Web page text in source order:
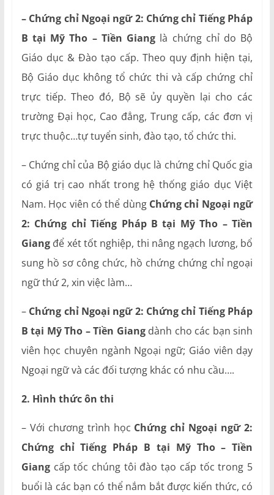
– Chứng chỉ Ngoại ngữ 2: Chứng chỉ Tiếng Pháp
B tại Mỹ Tho – Tiền Giang là chứng chỉ do Bộ
Giáo dục & Đào tạo cấp. Theo quy định hiện tại,
Bộ Giáo dục không tổ chức thi và cấp chứng chỉ
trực tiếp. Theo đó, Bộ sẽ ủy quyền lại cho các
trường Đại học, Cao đẳng, Trung cấp, các đơn vị
trực thuộc…tự tuyển sinh, đào tạo, tổ chức thi.
– Chứng chỉ của Bộ giáo dục là chứng chỉ Quốc gia
có giá trị cao nhất trong hệ thống giáo dục Việt
Nam. Học viên có thể dùng Chứng chỉ Ngoại ngữ
2: Chứng chỉ Tiếng Pháp B tại Mỹ Tho – Tiền
Giangđể xét tốt nghiệp, thi nâng ngạch lương, bổ
sung hồ sơ công chức, hồ chứng chứng chỉ ngoại
ngữ thứ 2, xin việc làm…
– Chứng chỉ Ngoại ngữ 2: Chứng chỉ Tiếng Pháp
B tại Mỹ Tho – Tiền Giangdành cho các bạn sinh
viên học chuyên ngành Ngoại ngữ; Giáo viên dạy
Ngoại ngữ và các đối tượng khác có nhu cầu….
2. Hình thức ôn thi
– Với chương trình học Chứng chỉ Ngoại ngữ 2:
Chứng chỉ Tiếng Pháp B tại Mỹ Tho – Tiền
Giang cấp tốc chúng tôi đào tạo cấp tốc trong 5
buổi là các bạn có thể nắm bắt được kiến thức, có